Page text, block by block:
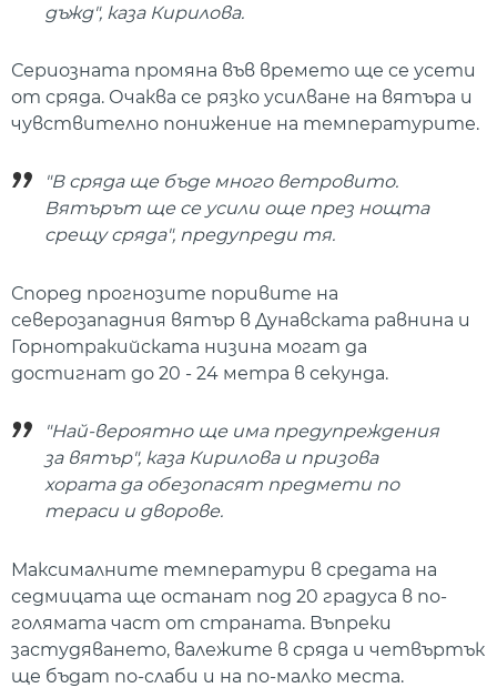
дъжд", каза Кирилова.
Сериозната промяна във времето ще се усети
от сряда. Очаква се рязко усилване на вятъра и
чувствително понижение на температурите.
"В сряда ще бъде много ветровито.
Вятърът ще се усили още през нощта
срещу сряда", предупреди тя.
Според прогнозите поривите на
северозападния вятър в Дунавската равнина и
Горнотракийската низина могат да
достигнат до 20 - 24 метра в секунда.
"Най-вероятно ще има предупреждения
за вятър", каза Кирилова и призова
хората да обезопасят предмети по
тераси и дворове.
Максималните температури в средата на
седмицата ще останат под 20 градуса в по-
голямата част от страната. Въпреки
застудяването, валежите в сряда и четвъртък
ще бъдат по-слаби и на по-малко места.